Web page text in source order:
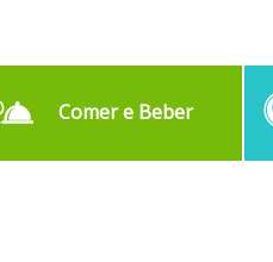
Comer e Beber